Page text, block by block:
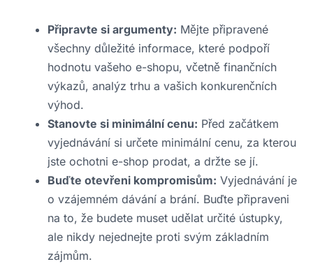
Připravte si argumenty: Mějte připravené
všechny důležité informace, které podpoří
hodnotu vašeho e-shopu, včetně finančních
výkazů, analýz trhu a vašich konkurenčních
výhod.
Stanovte si minimální cenu: Před začátkem
vyjednávání si určete minimální cenu, za kterou
jste ochotni e-shop prodat, a držte se jí.
Buďte otevřeni kompromisům: Vyjednávání je
o vzájemném dávání a brání. Buďte připraveni
na to, že budete muset udělat určité ústupky,
ale nikdy nejednejte proti svým základním
zájmům.